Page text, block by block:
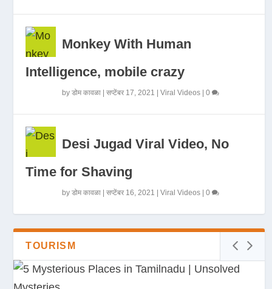
Monkey With Human
Intelligence, mobile crazy
byडोम कावळा |सप्टेंबर 17, 2021 |Viral Videos |0
Desi Jugad Viral Video, No
Time for Shaving
byडोम कावळा |सप्टेंबर 16, 2021 |Viral Videos |0
TOURISM